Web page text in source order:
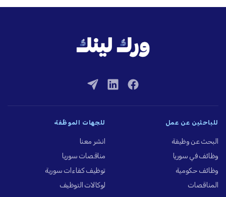
للباحثين عن عمل
البحث عن وظيفة
وظائف في سوريا
وظائف حكومية
المناقصات
للجهات الموظِّفة
انشر معنا
مناقصات سوريا
توظيف كفاءات سورية
لوكالات التوظيف